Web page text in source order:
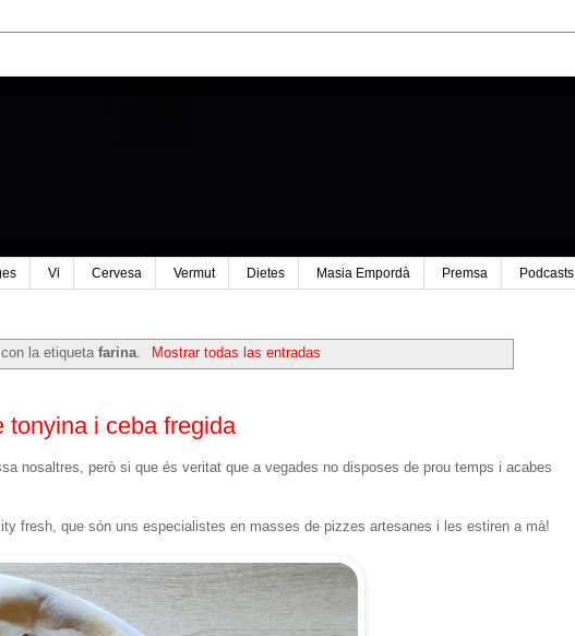
Vi Cervesa Vermut Dietes Masia Empordà Premsa Podcasts
con la etiquetafarina. Mostrar todas las entradas
tonyina i ceba fregida
nosaltres, però si que és veritat que a vegades no disposes de prou temps i acabes
fresh, que són uns especialistes en masses de pizzes artesanes i les estiren a mà!